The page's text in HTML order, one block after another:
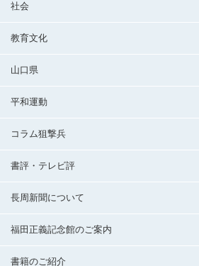
社会
教育文化
山口県
平和運動
コラム狙撃兵
書評・テレビ評
長周新聞について
福田正義記念館のご案内
書籍のご紹介